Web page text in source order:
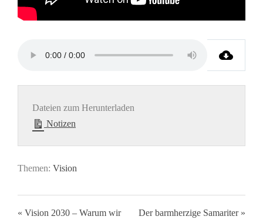
Dateien zum Herunterladen
Notizen
Themen: Vision
« Vision 2030 – Warum wir
Der barmherzige Samariter »